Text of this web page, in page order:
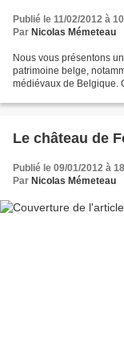
Publié le 11/02/2012 à
Par Nicolas Mémeteau
Nous vous présentons
patrimoine belge,
médiévaux de Belgique.
Le château de
Publié le 09/01/2012 à
Par Nicolas Mémeteau